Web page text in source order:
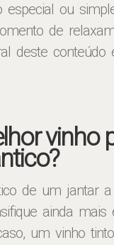
especial ou
de
deste conteúdo
vinho
de um jantar
ainda mais
um vinho